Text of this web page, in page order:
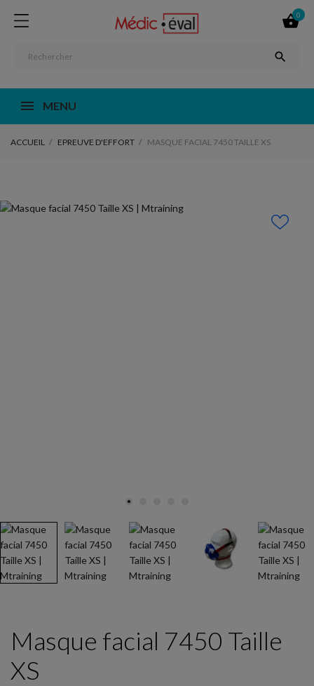

0

MENU
ACCUEIL EPREUVE D'EFFORT MASQUE FACIAL 7450 TAILLE XS
Masque facial 7450 Taille
XS